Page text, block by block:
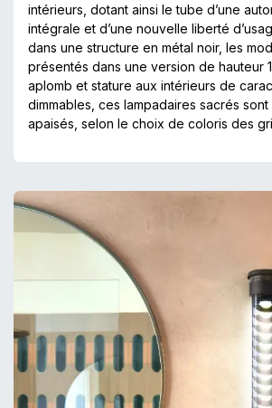
intérieurs, dotant ainsi le tube d’une
intégrale et d’une nouvelle liberté
dans une structure en métal noir, les
présentés dans une version de hauteur
aplomb et stature aux intérieurs de
dimmables, ces lampadaires sacrés
apaisés, selon le choix de coloris des